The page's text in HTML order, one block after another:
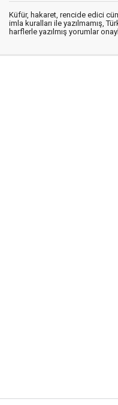
Küfür, hakaret, rencide edici
imla kuralları ile yazılmamış,
harflerle yazılmış yorumlar